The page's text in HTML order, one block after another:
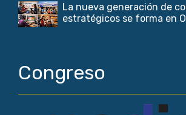
La nueva generación de
estratégicos se forma en
Congreso